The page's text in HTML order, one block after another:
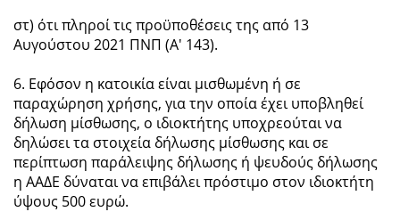
στ) ότι πληροί τις προϋποθέσεις της από 13
Αυγούστου 2021 ΠΝΠ (Α' 143).
6. Εφόσον η κατοικία είναι μισθωμένη ή σε
παραχώρηση χρήσης, για την οποία έχει υποβληθεί
δήλωση μίσθωσης, ο ιδιοκτήτης υποχρεούται να
δηλώσει τα στοιχεία δήλωσης μίσθωσης και σε
περίπτωση παράλειψης δήλωσης ή ψευδούς δήλωσης
η ΑΑΔΕ δύναται να επιβάλει πρόστιμο στον ιδιοκτήτη
ύψους 500 ευρώ.